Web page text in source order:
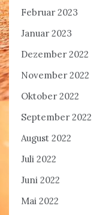
Februar 2023
Januar 2023
Dezember 2022
November 2022
Oktober 2022
September 2022
August 2022
Juli 2022
Juni 2022
Mai 2022